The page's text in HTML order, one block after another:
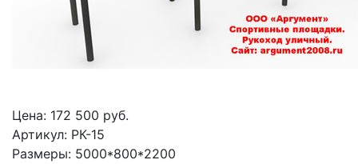
Цена: 172 500 руб.
Артикул: РК-15
Размеры: 5000*800*2200